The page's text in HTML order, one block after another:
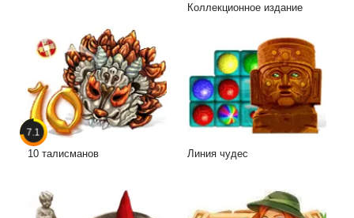
Коллекционное издание
7.1
10 талисманов Линия чудес